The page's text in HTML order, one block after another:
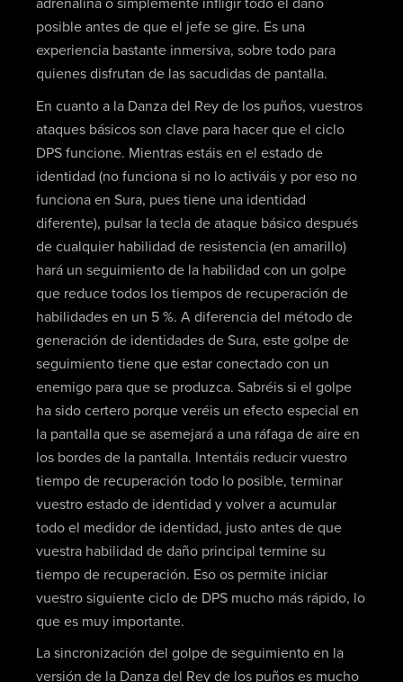
adrenalina o simplemente infligir todo el daño
posible antes de que el jefe se gire. Es una
experiencia bastante inmersiva, sobre todo para
quienes disfrutan de las sacudidas de pantalla.
En cuanto a la Danza del Rey de los puños, vuestros
ataques básicos son clave para hacer que el ciclo
DPS funcione. Mientras estáis en el estado de
identidad (no funciona si no lo activáis y por eso no
funciona en Sura, pues tiene una identidad
diferente), pulsar la tecla de ataque básico después
de cualquier habilidad de resistencia (en amarillo)
hará un seguimiento de la habilidad con un golpe
que reduce todos los tiempos de recuperación de
habilidades en un 5 %. A diferencia del método de
generación de identidades de Sura, este golpe de
seguimiento tiene que estar conectado con un
enemigo para que se produzca. Sabréis si el golpe
ha sido certero porque veréis un efecto especial en
la pantalla que se asemejará a una ráfaga de aire en
los bordes de la pantalla. Intentáis reducir vuestro
tiempo de recuperación todo lo posible, terminar
vuestro estado de identidad y volver a acumular
todo el medidor de identidad, justo antes de que
vuestra habilidad de daño principal termine su
tiempo de recuperación. Eso os permite iniciar
vuestro siguiente ciclo de DPS mucho más rápido, lo
que es muy importante.
La sincronización del golpe de seguimiento en la
versión de la Danza del Rey de los puños es mucho